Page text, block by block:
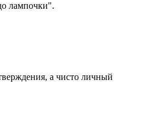
лампочки".
а чисто личный